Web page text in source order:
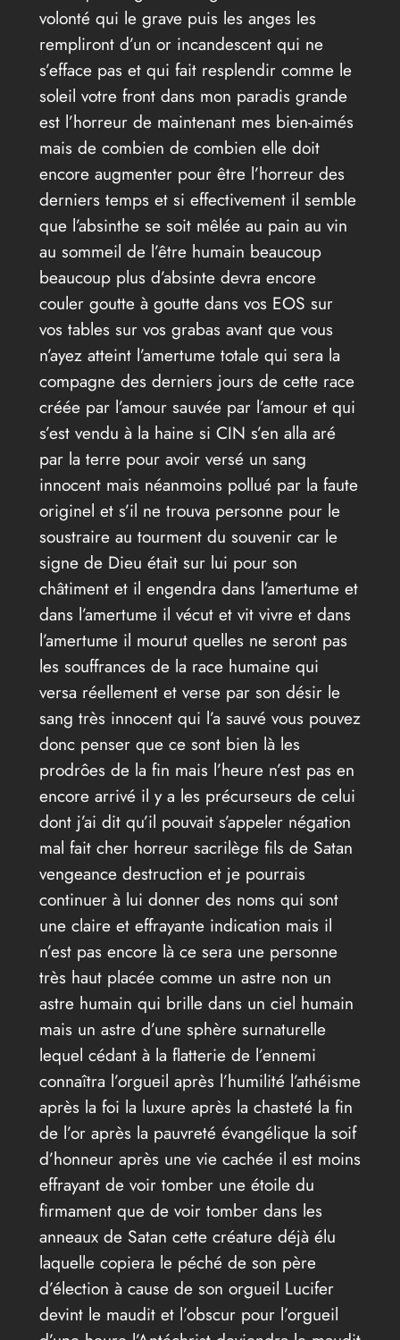
volonté qui le grave puis les anges les
rempliront d’un or incandescent qui ne
s’efface pas et qui fait resplendir comme le
soleil votre front dans mon paradis grande
est l’horreur de maintenant mes bien-aimés
mais de combien de combien elle doit
encore augmenter pour être l’horreur des
derniers temps et si effectivement il semble
que l’absinthe se soit mêlée au pain au vin
au sommeil de l’être humain beaucoup
beaucoup plus d’absinte devra encore
couler goutte à goutte dans vos EOS sur
vos tables sur vos grabas avant que vous
n’ayez atteint l’amertume totale qui sera la
compagne des derniers jours de cette race
créée par l’amour sauvée par l’amour et qui
s’est vendu à la haine si CIN s’en alla aré
par la terre pour avoir versé un sang
innocent mais néanmoins pollué par la faute
originel et s’il ne trouva personne pour le
soustraire au tourment du souvenir car le
signe de Dieu était sur lui pour son
châtiment et il engendra dans l’amertume et
dans l’amertume il vécut et vit vivre et dans
l’amertume il mourut quelles ne seront pas
les souffrances de la race humaine qui
versa réellement et verse par son désir le
sang très innocent qui l’a sauvé vous pouvez
donc penser que ce sont bien là les
prodrôes de la fin mais l’heure n’est pas en
encore arrivé il y a les précurseurs de celui
dont j’ai dit qu’il pouvait s’appeler négation
mal fait cher horreur sacrilège fils de Satan
vengeance destruction et je pourrais
continuer à lui donner des noms qui sont
une claire et effrayante indication mais il
n’est pas encore là ce sera une personne
très haut placée comme un astre non un
astre humain qui brille dans un ciel humain
mais un astre d’une sphère surnaturelle
lequel cédant à la flatterie de l’ennemi
connaîtra l’orgueil après l’humilité l’athéisme
après la foi la luxure après la chasteté la fin
de l’or après la pauvreté évangélique la soif
d’honneur après une vie cachée il est moins
effrayant de voir tomber une étoile du
firmament que de voir tomber dans les
anneaux de Satan cette créature déjà élu
laquelle copiera le péché de son père
d’élection à cause de son orgueil Lucifer
devint le maudit et l’obscur pour l’orgueil